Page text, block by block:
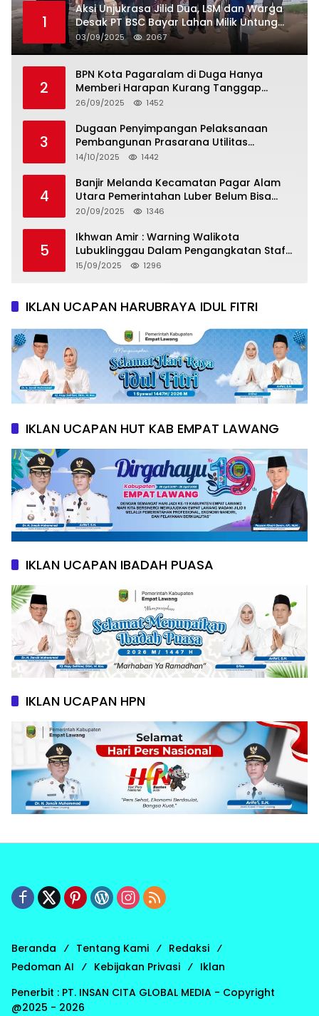
1
Aksi Unjukrasa Jilid Dua, LSM dan Warga
Desak PT BSC Bayar Lahan Milik Untung
Suropati
03/09/2025 2067
2
BPN Kota Pagaralam di Duga Hanya
Memberi Harapan Kurang Tanggap
Terkait Sertifikat Tumpang Tindih
26/09/2025 1452
3
Dugaan Penyimpangan Pelaksanaan
Pembangunan Prasarana Utilitas
Permukiman Desa Pajar Bulan
14/10/2025 1442
4
Banjir Melanda Kecamatan Pagar Alam
Utara Pemerintahan Luber Belum Bisa
Mengatasi Banjir
20/09/2025 1346
5
Ikhwan Amir : Warning Walikota
Lubuklinggau Dalam Pengangkatan Staf
Khusus
15/09/2025 1296
IKLAN UCAPAN HARUBRAYA IDUL FITRI
IKLAN UCAPAN HUT KAB EMPAT LAWANG
IKLAN UCAPAN IBADAH PUASA
IKLAN UCAPAN HPN
Beranda Tentang Kami
Redaksi
Pedoman AI
Kebijakan Privasi
Iklan
Penerbit : PT. INSAN CITA GLOBAL MEDIA - Copyright
@2025 - 2026